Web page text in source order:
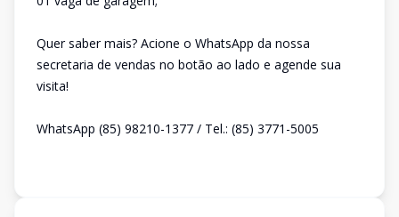
Quer saber mais? Acione o WhatsApp da nossa
secretaria de vendas no botão ao lado e agende sua
visita!
WhatsApp (85) 98210-1377 / Tel.: (85) 3771-5005